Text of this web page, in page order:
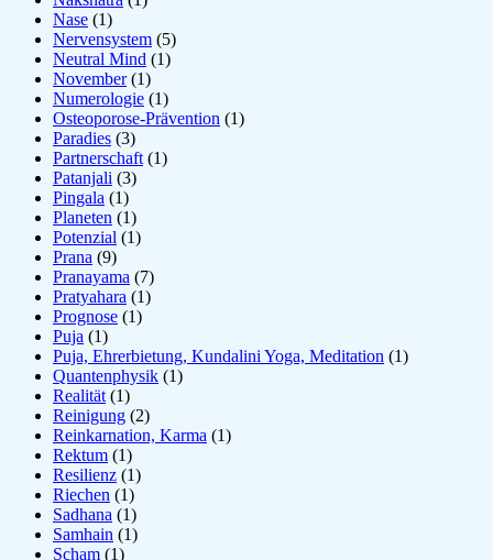
Nase (1)
Nervensystem (5)
Neutral Mind (1)
November(1)
Numerologie (1)
Osteoporose-Prävention (1)
Paradies (3)
Partnerschaft (1)
Patanjali (3)
Pingala (1)
Planeten (1)
Potenzial (1)
Prana (9)
Pranayama (7)
Pratyahara (1)
Prognose (1)
Puja (1)
Puja, Ehrerbietung, Kundalini Yoga, Meditation (1)
Quantenphysik (1)
Realität (1)
Reinigung (2)
Reinkarnation, Karma (1)
Rektum (1)
Resilienz (1)
Riechen (1)
Sadhana (1)
Samhain (1)
Scham (1)